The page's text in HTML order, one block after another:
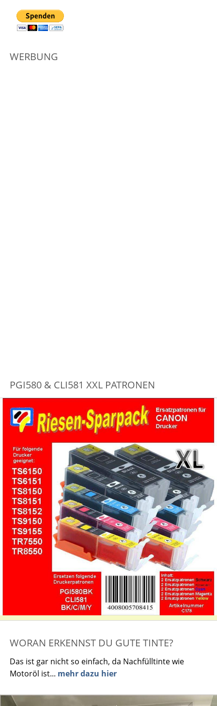
WERBUNG
PGI580 & CLI581 XXL PATRONEN
WORAN ERKENNST DU GUTE TINTE?
Das ist gar nicht so einfach, da Nachfülltinte wie
Motoröl ist... mehr dazu hier